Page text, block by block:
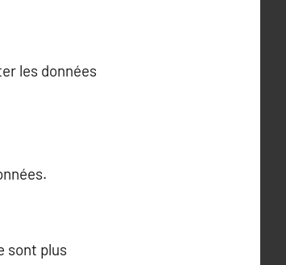
les données
sont plus